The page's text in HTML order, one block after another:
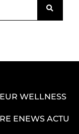
WELLNESS
ENEWS ACTU